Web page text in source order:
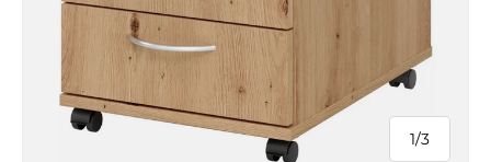
1/
von
3